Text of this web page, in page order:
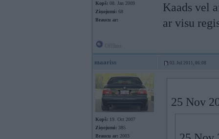
Kopš: 08. Jan 2009
Ziņojumi: 68
Braucu ar:
Kaads vel
ar visu
maariss 03. Jul 2011, 06:08
Kopš: 19. Oct 2007
Ziņojumi: 385
Braucu ar: 2003
25 Nov